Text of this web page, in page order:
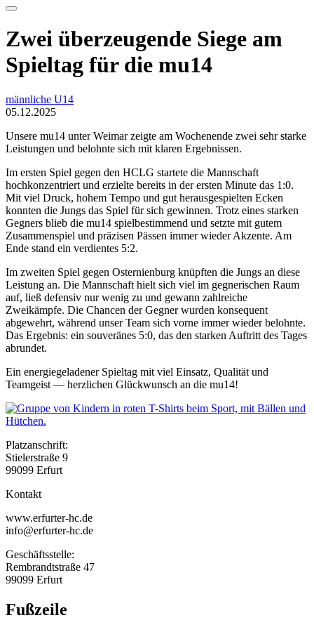
Zwei überzeugende Siege am
Spieltag für die mu14
männliche U14
05.12.2025
Unsere mu14 unter Weimar zeigte am Wochenende zwei sehr starke
Leistungen und belohnte sich mit klaren Ergebnissen.
Im ersten Spiel gegen den HCLG startete die Mannschaft
hochkonzentriert und erzielte bereits in der ersten Minute das 1:0.
Mit viel Druck, hohem Tempo und gut herausgespielten Ecken
konnten die Jungs das Spiel für sich gewinnen. Trotz eines starken
Gegners blieb die mu14 spielbestimmend und setzte mit gutem
Zusammenspiel und präzisen Pässen immer wieder Akzente. Am
Ende stand ein verdientes 5:2.
Im zweiten Spiel gegen Osternienburg knüpften die Jungs an diese
Leistung an. Die Mannschaft hielt sich viel im gegnerischen Raum
auf, ließ defensiv nur wenig zu und gewann zahlreiche
Zweikämpfe. Die Chancen der Gegner wurden konsequent
abgewehrt, während unser Team sich vorne immer wieder belohnte.
Das Ergebnis: ein souveränes 5:0, das den starken Auftritt des Tages
abrundet.
Ein energiegeladener Spieltag mit viel Einsatz, Qualität und
Teamgeist — herzlichen Glückwunsch an die mu14!
Platzanschrift:
Stielerstraße 9
99099 Erfurt
Kontakt
www.erfurter-hc.de
info@erfurter-hc.de
Geschäftsstelle:
Rembrandtstraße 47
99099 Erfurt
Fußzeile